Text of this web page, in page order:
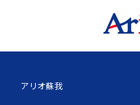
アリオ蘇我